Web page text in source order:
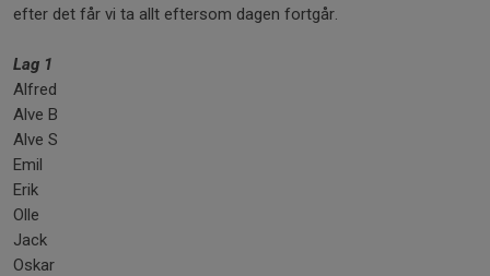
efter det får vi ta allt eftersom dagen fortgår.
Lag 1
Alfred
Alve B
Alve S
Emil
Erik
Olle
Jack
Oskar